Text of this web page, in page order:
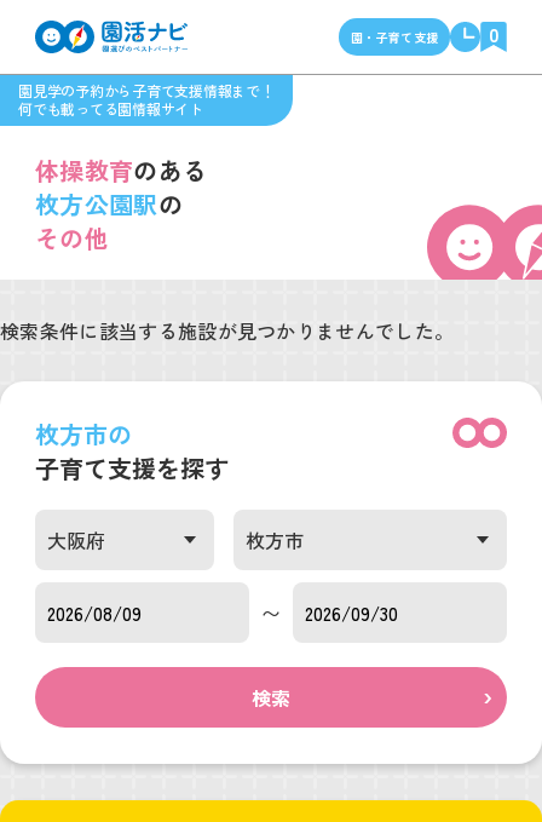
園見学の予約から子育て支援情報まで！
何でも載ってる園情報サイト
園・子育て支援 0
体操教育のある
枚方公園駅の
その他
検索条件に該当する施設が見つかりませんでした。
枚方市の
子育て支援を探す
〜
検索